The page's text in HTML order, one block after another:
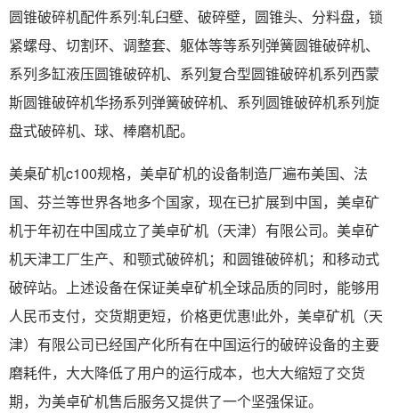
圆锥破碎机配件系列:轧臼壁、破碎壁，圆锥头、分料盘，锁
紧螺母、切割环、调整套、躯体等等系列弹簧圆锥破碎机、
系列多缸液压圆锥破碎机、系列复合型圆锥破碎机系列西蒙
斯圆锥破碎机华扬系列弹簧破碎机、系列圆锥破碎机系列旋
盘式破碎机、球、棒磨机配。
美桌矿机c100规格，美卓矿机的设备制造厂遍布美国、法
国、芬兰等世界各地多个国家，现在已扩展到中国，美卓矿
机于年初在中国成立了美卓矿机（天津）有限公司。美卓矿
机天津工厂生产、和颚式破碎机；和圆锥破碎机；和移动式
破碎站。上述设备在保证美卓矿机全球品质的同时，能够用
人民币支付，交货期更短，价格更优惠!此外，美卓矿机（天
津）有限公司已经国产化所有在中国运行的破碎设备的主要
磨耗件，大大降低了用户的运行成本，也大大缩短了交货
期，为美卓矿机售后服务又提供了一个坚强保证。